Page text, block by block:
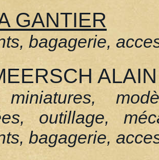
GANTIER
bagagerie,
ALAIN
miniatures,
outillage,
bagagerie,